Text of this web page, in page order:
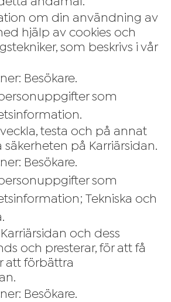
ändamål.
om din användning av
hjälp av cookies och
som beskrivs i vår
Besökare.
som
testa och på annat
säkerheten på Karriärsidan.
Besökare.
som
Tekniska och
och dess
och presterar, för att få
att förbättra
Besökare.